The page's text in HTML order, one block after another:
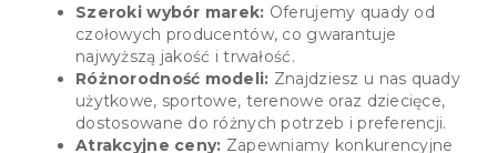
Szeroki wybór marek: Oferujemy quady od
czołowych producentów, co gwarantuje
najwyższą jakość i trwałość.
Różnorodność modeli: Znajdziesz u nas quady
użytkowe, sportowe, terenowe oraz dziecięce,
dostosowane do różnych potrzeb i preferencji.
Atrakcyjne ceny: Zapewniamy konkurencyjne